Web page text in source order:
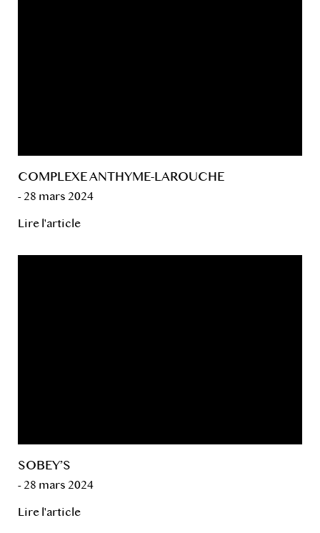
COMPLEXE ANTHYME-LAROUCHE
- 28 mars 2024
Lire l'article
SOBEY’S
- 28 mars 2024
Lire l'article